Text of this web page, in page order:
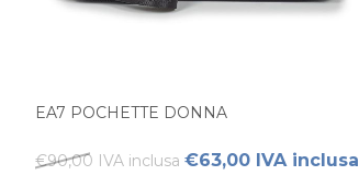
EA7 POCHETTE DONNA
€90,00 IVA inclusa €63,00 IVA inclusa